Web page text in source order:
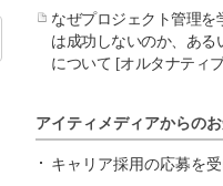
なぜプロジェクト管理を
は成功しないのか、ある
について [オルタナティ
アイティメディアからの
キャリア採用の応募を